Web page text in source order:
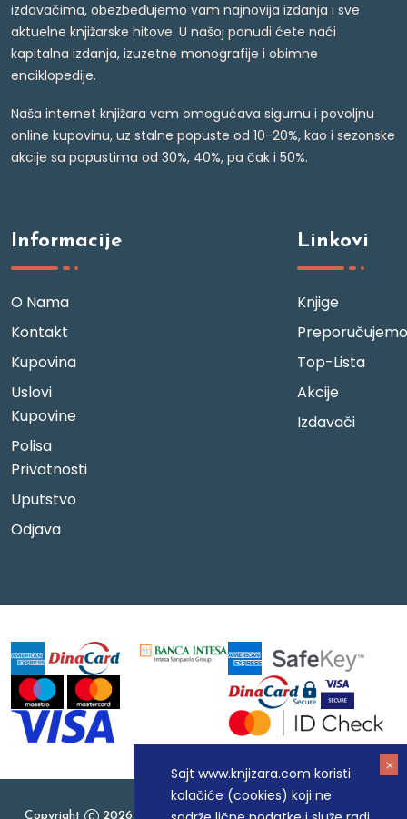
Sajt www.knjizara.com koristi
kolačiće (cookies) koji ne
izdavačima, obezbeđujemo vam najnovija izdanja i sve
aktuelne knjižarske hitove. U našoj ponudi ćete naći
kapitalna izdanja, izuzetne monografije i obimne
enciklopedije.
Naša internet knjižara vam omogućava sigurnu i povoljnu
online kupovinu, uz stalne popuste od 10-20%, kao i sezonske
akcije sa popustima od 30%, 40%, pa čak i 50%.
Informacije
O Nama
Kontakt
Kupovina
Uslovi
Kupovine
Polisa
Privatnosti
Uputstvo
Odjava
Linkovi
Knjige
Preporučujemo
Top-Lista
Akcije
Izdavači
Copyright 2026 Knjizara.com - MAKART DOO BEOGRAD